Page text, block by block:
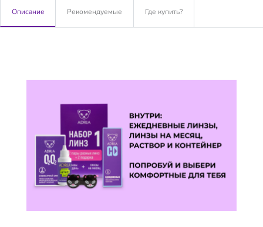
Описание Рекомендуемые Где купить?